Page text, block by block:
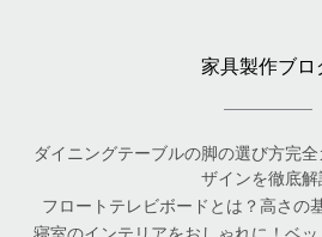
家具製作ブロ
ダイニングテーブルの脚の選び方完
ザインを徹底解
フロートテレビボードとは？高さの